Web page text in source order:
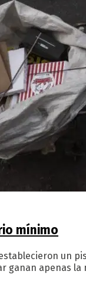
mínimo
un
ganan apenas